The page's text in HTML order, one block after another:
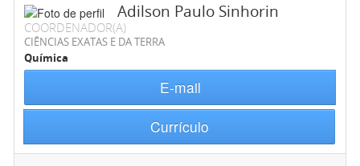
Adilson Paulo Sinhorin
COORDENADOR(A)
CIÊNCIAS EXATAS E DA TERRA
Química
E-mail
Currículo